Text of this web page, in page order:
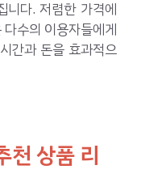
니다. 저렴한 가격에
수의 이용자들에게
간과 돈을 효과적으
천 상품 리